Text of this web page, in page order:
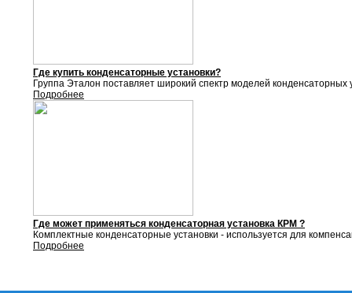
Где купить конденсаторные установки?
Группа Эталон поставляет широкий спектр моделей конденсаторных
Подробнее
Где может применяться конденсаторная установка КРМ ?
Комплектные конденсаторные установки - используется для
Подробнее